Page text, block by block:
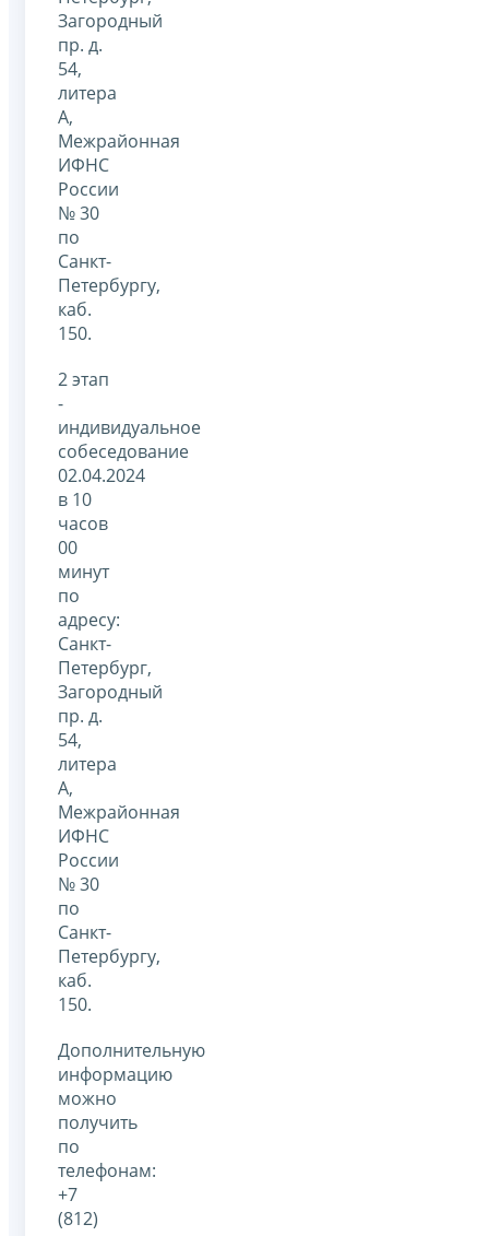
Загородный
пр. д.
54,
литера
А,
Межрайонная
ИФНС
России
№ 30
по
Санкт-
Петербургу,
каб.
150.
2 этап
-
индивидуальное
собеседование
02.04.2024
в 10
часов
00
минут
по
адресу:
Санкт-
Петербург,
Загородный
пр. д.
54,
литера
А,
Межрайонная
ИФНС
России
№ 30
по
Санкт-
Петербургу,
каб.
150.
Дополнительную
информацию
можно
получить
по
телефонам:
+7
(812)